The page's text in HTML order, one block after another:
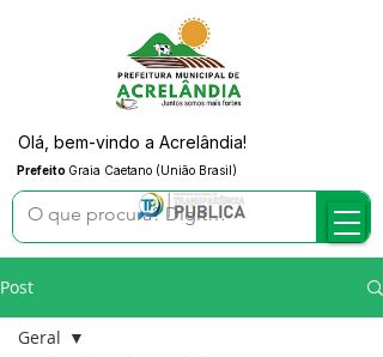
Prefeito Graia Caetano (União Brasil)
Olá, bem-vindo a Acrelândia!
Post
Geral